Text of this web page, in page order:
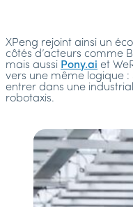
XPeng rejoint ainsi un
côtés d’acteurs comme
mais aussi Pony.ai et
vers une même logique
entrer dans une
robotaxis.